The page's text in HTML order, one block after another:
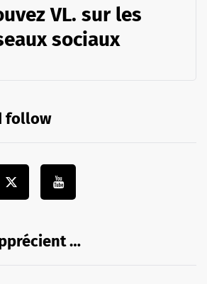
VL. sur les
sociaux
follow
…